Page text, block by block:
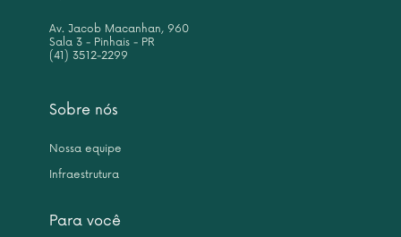
Sobre nós
Nossa equipe
Infraestrutura
Para você
Av. Jacob Macanhan, 960
Sala 3 - Pinhais - PR
(41) 3512-2299